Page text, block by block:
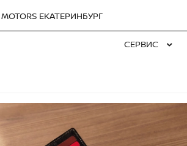
MOTORS ЕКАТЕРИНБУРГ
СЕРВИС